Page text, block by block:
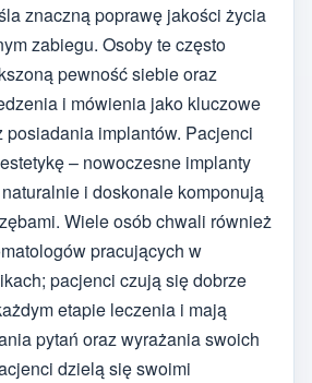
znaczną poprawę jakości życia
zabiegu. Osoby te często
pewność siebie oraz
i mówienia jako kluczowe
posiadania implantów. Pacjenci
– nowoczesne implanty
i doskonale komponują
Wiele osób chwali również
pracujących w
pacjenci czują się dobrze
etapie leczenia i mają
pytań oraz wyrażania swoich
dzielą się swoimi